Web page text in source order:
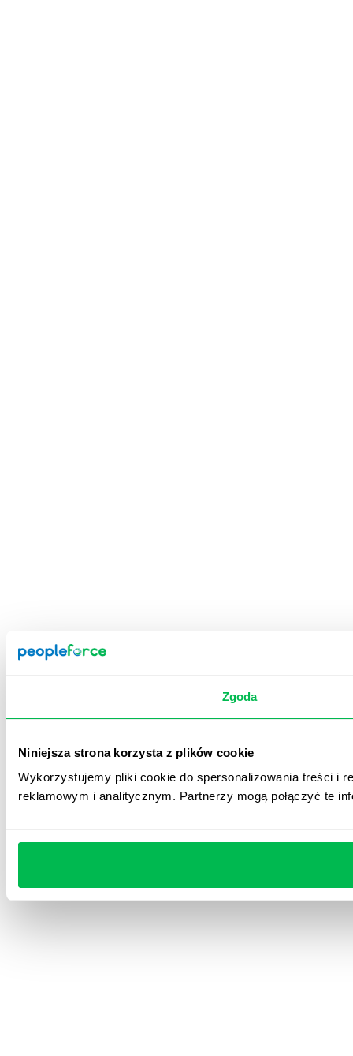
Zgoda
Niniejsza strona korzysta z plików cookie
Wykorzystujemy pliki cookie do spersonalizowania treści i
reklamowym i analitycznym. Partnerzy mogą połączyć te